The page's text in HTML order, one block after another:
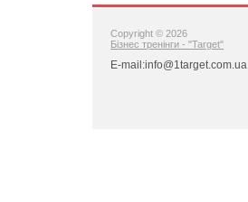
Copyright © 2026
Бізнес тренінги - "Target"
E-mail:info@1target.com.ua